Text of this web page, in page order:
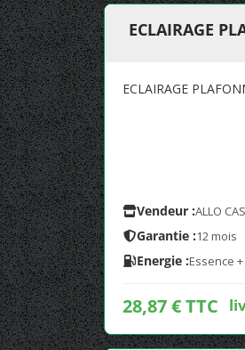
ECLAIRAGE
ECLAIRAGE
Vendeur :ALLO
Garantie :12 mois
Energie :Essence
28,87 € TTC